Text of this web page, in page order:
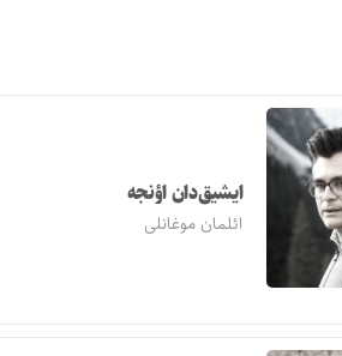
ایشیق‌دان اؤنجه
ائلمان موغانلی